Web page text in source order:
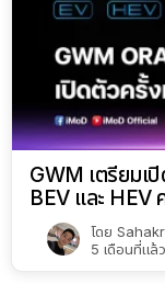
GWM เตรียมเ
BEV และ HEV
โดย
5 เดือนที่แล้ว